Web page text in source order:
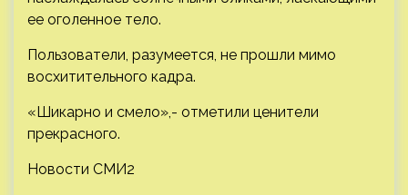
ее оголенное тело.
Пользователи, разумеется, не прошли мимо
восхитительного кадра.
«Шикарно и смело»,- отметили ценители
прекрасного.
Новости СМИ2